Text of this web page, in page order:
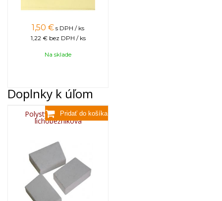
1,50 € s DPH / ks
1,22 € bez DPH / ks
Na sklade
Doplnky k úľom
Polystyrénová krytka
lichobežníková